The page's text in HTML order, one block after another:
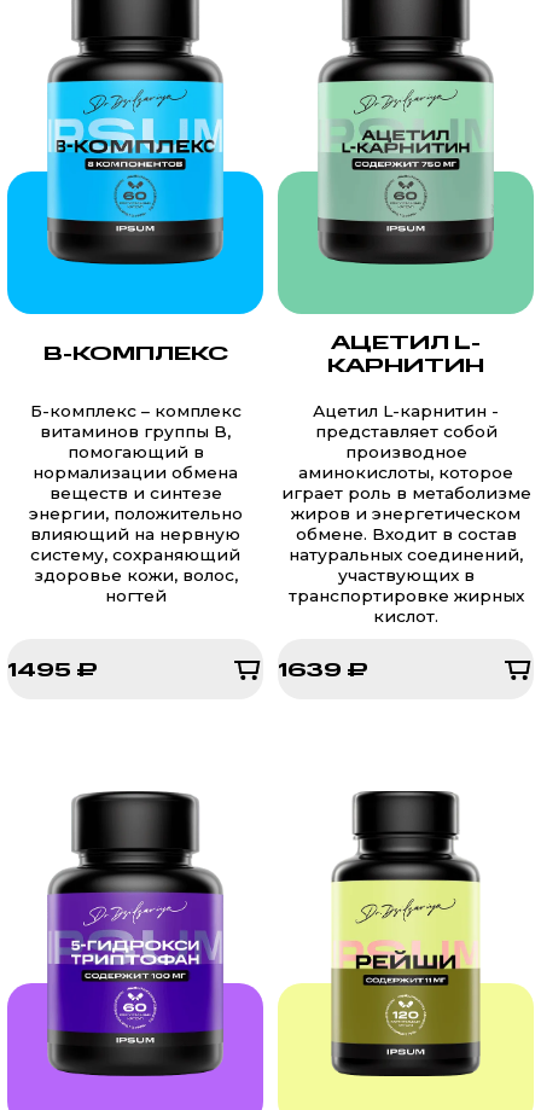
B-КОМПЛЕКС
Б-комплекс – комплекс
витаминов группы B,
помогающий в
нормализации обмена
веществ и синтезе
энергии, положительно
влияющий на нервную
систему, сохраняющий
здоровье кожи, волос,
ногтей
1495 ₽
АЦЕТИЛ L-
КАРНИТИН
Ацетил L-карнитин -
представляет собой
производное
аминокислоты, которое
играет роль в метаболизме
жиров и энергетическом
обмене. Входит в состав
натуральных соединений,
участвующих в
транспортировке жирных
кислот.
1639 ₽